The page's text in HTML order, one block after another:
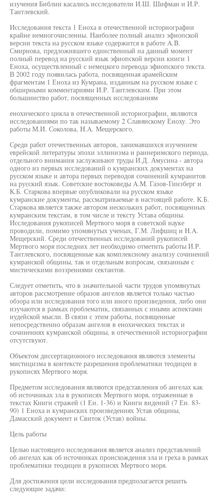
изучения Библии касались исследователи И.Ш. Шифман и И.Р.
Тантлевский.
Исследования текста 1 Еноха в отечественной историографии
крайне немногочисленны. Наиболее полный анализ эфиопской
версии текста на русском языке содержится в работе A.B.
Смирнова, предложившего единственный на данный момент
полный перевод на русский язык эфиопской версии книги 1
Еноха, осуществленный с немецкого перевода эфиопского текста.
В 2002 году появилась работа, посвященная арамейским
фрагментам 1 Еноха из Кумрана, изданным на русском языке с
обширными комментариями И.Р. Тантлевским. При этом
большинство работ, посвященных исследованиям
енохического цикла в отечественной историографии, являются
исследованиями по так называемому 2 Славянскому Еноху. Это
работы М.И. Соколова, H.A. Мещерского.
Среди работ отечественных авторов, занимавшихся изучением
еврейской литературы эпохи эллинизма и раннеримского периода,
отдельного внимания заслуживают труды И.Д. Амусина - автора
одного из первых исследований о кумранских документах на
русском языке и автора первых переводов сочинений кумранитов
на русский язык. Советские востоковеды A.M. Газов-Гинзберг и
К.Б. Старкова впервые опубликовали на русском языке
кумранские документы, рассматриваемые в настоящей работе. К.Б.
Старкова является также автором нескольких работ, посвященных
кумранским текстам, в том числе и тексту Устава общины.
Исследования рукописей Мертвого моря в советской науке
проводили, помимо упомянутых ученых, Г.М. Лифшиц и H.A.
Мещерский. Среди отечественных исследований рукописей
Мертвого моря последних лет необходимо отметить работы И.Р.
Тантлевского, посвященные как комплексному анализу сочинений
кумранской общины, так и отдельным вопросам, связанным с
мистическими воззрениями сектантов.
Следует отметить, что в значительной части трудов упомянутых
авторов рассмотрение образов ангелов является только частью
обзора или исследования того или иного произведения, либо они
изучаются в рамках проблематик, связанных с иными аспектами
иудейской мысли. В связи с этим работы, посвященные
непосредственно образам ангелов в енохических текстах и
сочинениях кумранской общины, в отечественной историографии
отсутствуют.
Объектом диссертационного исследования являются элементы
мистицизма в контексте разрешения проблематики теодицеи в
рукописях Мертвого моря.
Предметом исследования являются представления об ангелах как
об источниках зла в рукописях Мертвого моря, отраженные в
текстах Книги стражей (1 Ен. 1-36) и Книги видений (7 Ен. 83-
90) 1 Еноха и кумранских произведениях Устав общины,
Дамасский документ и Свиток (Устав) войны.
Цель работы
Целью настоящего исследования является анализ представлений
об ангелах как об источниках происхождения зла и греха в рамках
проблематики теодицеи в рукописях Мертвого моря.
Для достижения цели исследования предполагается решить
следующие задачи: